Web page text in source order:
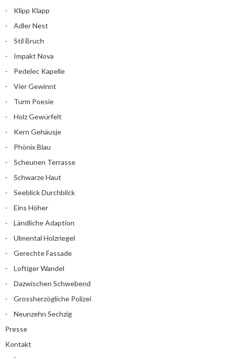
Klipp Klapp
Adler Nest
Stil Bruch
Impakt Nova
Pedelec Kapelle
Vier Gewinnt
Turm Poesie
Holz Gewürfelt
Kern Gehäusje
Phönix Blau
Scheunen Terrasse
Schwarze Haut
Seeblick Durchblick
Eins Höher
Ländliche Adaption
Ulmental Holzriegel
Gerechte Fassade
Loftiger Wandel
Dazwischen Schwebend
Grossherzögliche Polizei
Neunzehn Sechzig
Presse
Kontakt